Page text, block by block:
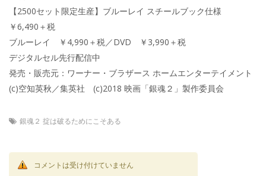
【2500セット限定生産】ブルーレイ スチールブック仕様
￥6,490＋税
ブルーレイ ￥4,990＋税／DVD ￥3,990＋税
デジタルセル先行配信中
発売・販売元：ワーナー・ブラザース ホームエンターテイメント
(c)空知英秋／集英社 (c)2018 映画「銀魂２」製作委員会
銀魂２ 掟は破るためにこそある
コメントは受け付けていません